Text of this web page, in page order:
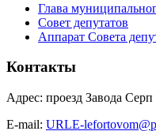
Глава
Совет депутатов
Аппарат Совета
Контакты
Адрес: проезд Завода
E-mail: URLE-